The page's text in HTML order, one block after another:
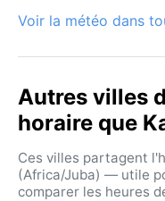
Voir la météo dans
Autres villes
horaire que
Ces villes partagent
(Africa/Juba) — utile
comparer les heures